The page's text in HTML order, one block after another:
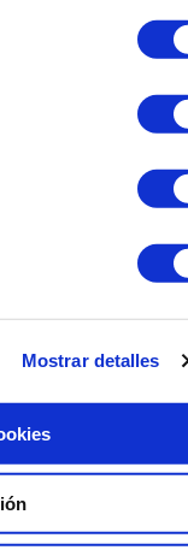
Mostrar detalles
bambú